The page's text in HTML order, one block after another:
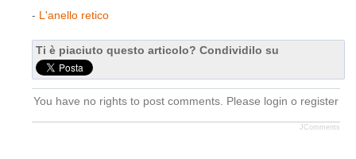
- L'anello retico
Ti è piaciuto questo articolo? Condividilo su
You have no rights to post comments. Please login o register
JComments